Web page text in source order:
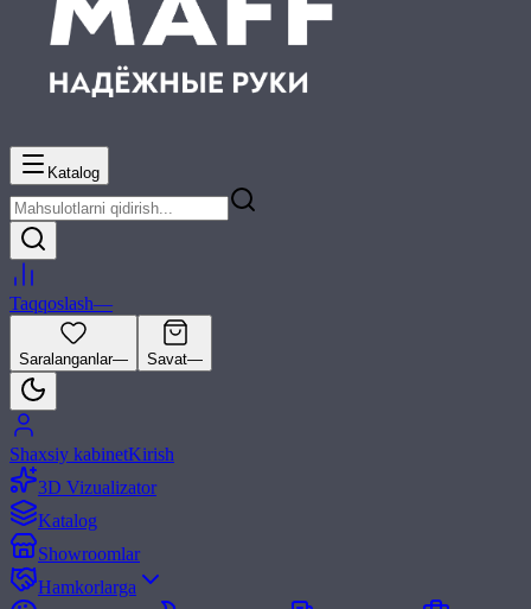
Katalog
Taqqoslash—
Saralanganlar— Savat—
Shaxsiy kabinetKirish
3D Vizualizator
Katalog
Showroomlar
Hamkorlarga